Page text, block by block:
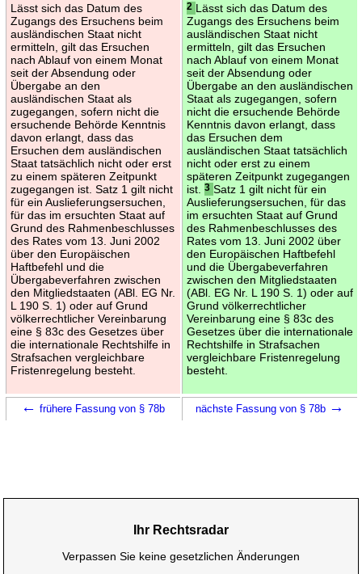
Lässt sich das Datum des
Zugangs des Ersuchens beim
ausländischen Staat nicht
ermitteln, gilt das Ersuchen
nach Ablauf von einem Monat
seit der Absendung oder
Übergabe an den
ausländischen Staat als
zugegangen, sofern nicht die
ersuchende Behörde Kenntnis
davon erlangt, dass das
Ersuchen dem ausländischen
Staat tatsächlich nicht oder erst
zu einem späteren Zeitpunkt
zugegangen ist. Satz 1 gilt nicht
für ein Auslieferungsersuchen,
für das im ersuchten Staat auf
Grund des Rahmenbeschlusses
des Rates vom 13. Juni 2002
über den Europäischen
Haftbefehl und die
Übergabeverfahren zwischen
den Mitgliedstaaten (ABl. EG Nr.
L 190 S. 1) oder auf Grund
völkerrechtlicher Vereinbarung
eine § 83c des Gesetzes über
die internationale Rechtshilfe in
Strafsachen vergleichbare
Fristenregelung besteht.
2 Lässt sich das Datum des
Zugangs des Ersuchens beim
ausländischen Staat nicht
ermitteln, gilt das Ersuchen
nach Ablauf von einem Monat
seit der Absendung oder
Übergabe an den ausländischen
Staat als zugegangen, sofern
nicht die ersuchende Behörde
Kenntnis davon erlangt, dass
das Ersuchen dem
ausländischen Staat tatsächlich
nicht oder erst zu einem
späteren Zeitpunkt zugegangen
ist.
3 Satz 1 gilt nicht für ein
Auslieferungsersuchen, für das
im ersuchten Staat auf Grund
des Rahmenbeschlusses des
Rates vom 13. Juni 2002 über
den Europäischen Haftbefehl
und die Übergabeverfahren
zwischen den Mitgliedstaaten
(ABl. EG Nr. L 190 S. 1) oder auf
Grund völkerrechtlicher
Vereinbarung eine § 83c des
Gesetzes über die internationale
Rechtshilfe in Strafsachen
vergleichbare Fristenregelung
besteht.
← frühere Fassung von § 78b nächste Fassung von § 78b →
Ihr Rechtsradar
Verpassen Sie keine gesetzlichen Änderungen